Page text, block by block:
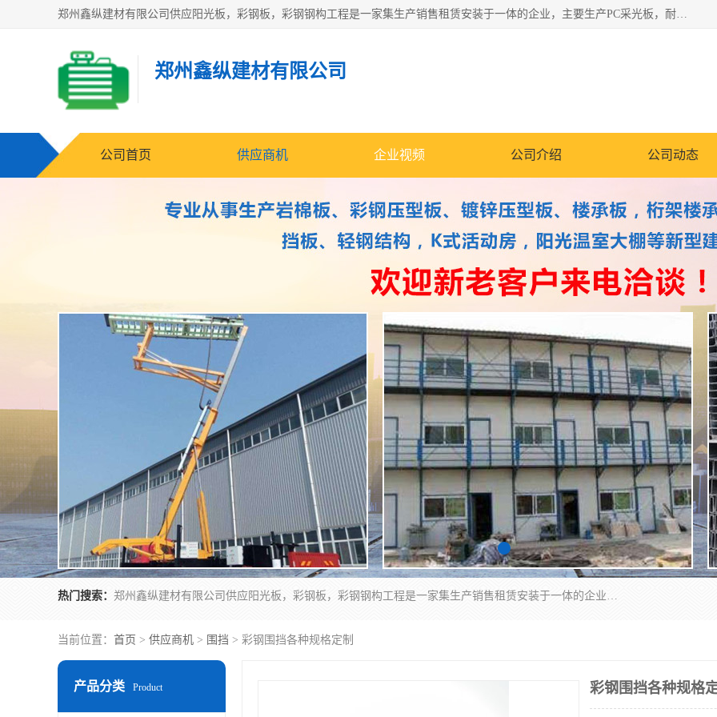
郑州鑫纵建材有限公司供应阳光板，彩钢板，彩钢钢构工程是一家集生产销售租赁安装于一体的企业，主要生产PC采光板，耐力板，仿古琉璃采光板，岩棉板、彩钢压型板、镀锌压型板、桁架楼承板，C、Z型钢檩条、围挡板、轻钢结构，阳光温室大棚等新型建材产品。公司旗下有多台移动式高空压瓦机租赁，承接全国各地业务，专业对外租赁各种型号压瓦机。
郑州鑫纵建材有限公司
公司首页 供应商机 企业视频 公司介绍 公司动态
热门搜索： 郑州鑫纵建材有限公司供应阳光板，彩钢板，彩钢钢构工程是一家集生产销售租赁安装于一体的企业，主要生产PC采光板，耐力板，仿古琉璃采光板，岩棉板、彩钢压型板、镀锌压型板、桁架楼承板，C、Z型钢檩条、围挡板、轻钢结构，阳光温室大棚等新型建材产品。公司旗下有多台移动式高空压瓦机租赁，承接全国各地业务，专业对外租赁各种型号压瓦机。
当前位置： 首页 > 供应商机 > 围挡 > 彩钢围挡各种规格定制
产品分类 Product 彩钢围挡各种规格